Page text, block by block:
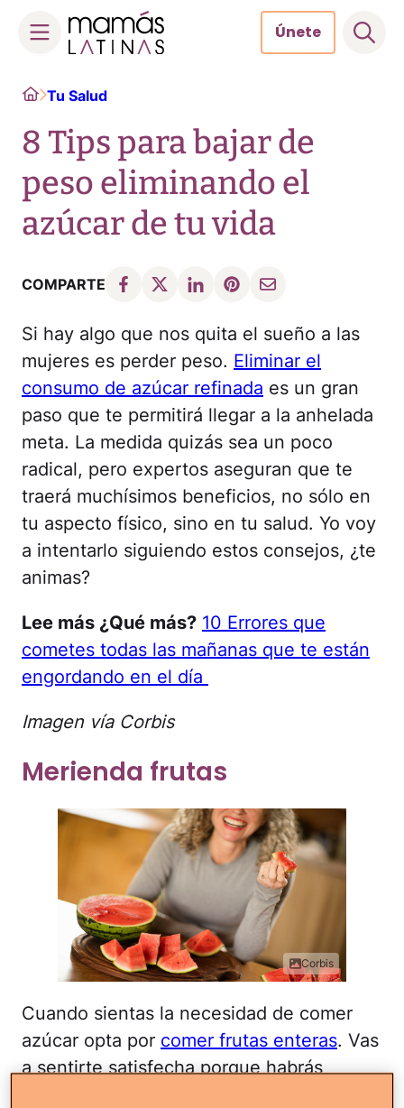
content
Únete
HomeTu Salud
8 Tips para bajar de
peso eliminando el
azúcar de tu vida
COMPARTE
Si hay algo que nos quita el sueño a las
mujeres es perder peso. Eliminar el
consumo de azúcar refinada es un gran
paso que te permitirá llegar a la anhelada
meta. La medida quizás sea un poco
radical, pero expertos aseguran que te
traerá muchísimos beneficios, no sólo en
tu aspecto físico, sino en tu salud. Yo voy
a intentarlo siguiendo estos consejos, ¿te
animas?
Lee más ¿Qué más? 10 Errores que
cometes todas las mañanas que te están
engordando en el día
Imagen vía Corbis
Merienda frutas
Corbis
Cuando sientas la necesidad de comer
azúcar opta por comer frutas enteras. Vas
a sentirte satisfecha porque habrás